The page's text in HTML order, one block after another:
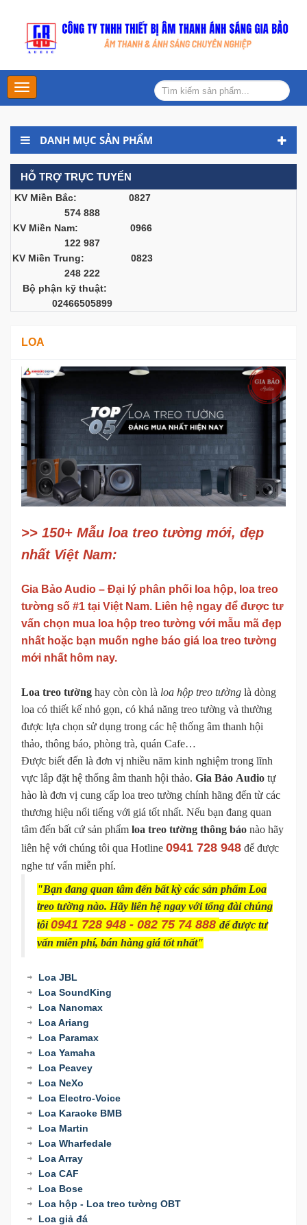
Main
Menu
DANH MỤC SẢN PHẨM
HỖ TRỢ TRỰC TUYẾN
KV Miền Bắc: 0827
574 888
KV Miền Nam: 0966
122 987
KV Miền Trung: 0823
248 222
Bộ phận kỹ thuật:
02466505899
LOA
>> 150+ Mẫu loa treo tường mới, đẹp
nhất Việt Nam:
Gia Bảo Audio – Đại lý phân phối loa hộp, loa treo
tường số #1 tại Việt Nam. Liên hệ ngay để được tư
vấn chọn mua loa hộp treo tường với mẫu mã đẹp
nhất hoặc bạn muốn nghe báo giá loa treo tường
mới nhất hôm nay.
Loa treo tường hay còn còn là loa hộp treo tường là dòng
loa có thiết kế nhỏ gọn, có khả năng treo tường và thường
được lựa chọn sử dụng trong các hệ thống âm thanh hội
thảo, thông báo, phòng trà, quán Cafe…
Được biết đến là đơn vị nhiều năm kinh nghiệm trong lĩnh
vực lắp đặt hệ thống âm thanh hội thảo. Gia Bảo Audio tự
hào là đơn vị cung cấp loa treo tường chính hãng đến từ các
thương hiệu nổi tiếng với giá tốt nhất. Nếu bạn đang quan
tâm đến bất cứ sản phẩm loa treo tường thông báo nào hãy
liên hệ với chúng tôi qua Hotline 0941 728 948 để được
nghe tư vấn miễn phí.
"Bạn đang quan tâm đến bất kỳ các sản phẩm Loa
treo tường nào. Hãy liên hệ ngay với tổng đài chúng
tôi0941 728 948 - 082 75 74 888 để được tư
vấn miễn phí, bán hàng giá tốt nhất"
Loa JBL
Loa SoundKing
Loa Nanomax
Loa Ariang
Loa Paramax
Loa Yamaha
Loa Peavey
Loa NeXo
Loa Electro-Voice
Loa Karaoke BMB
Loa Martin
Loa Wharfedale
Loa Array
Loa CAF
Loa Bose
Loa hộp - Loa treo tường OBT
Loa giả đá